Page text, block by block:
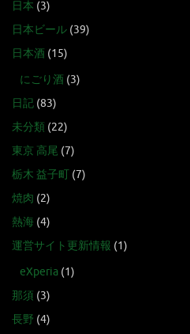
日本 (3)
日本ビール (39)
日本酒 (15)
にごり酒 (3)
日記 (83)
未分類 (22)
東京 高尾 (7)
栃木 益子町 (7)
焼肉 (2)
熱海 (4)
運営サイト更新情報 (1)
eXperia (1)
那須 (3)
長野 (4)